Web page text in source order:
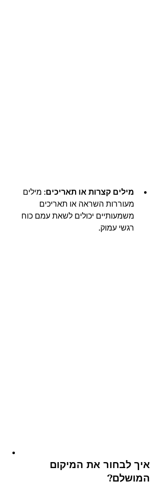
מילים קצרות או תאריכים: מילים
מעוררות השראה או תאריכים
משמעותיים יכולים לשאת עמם כוח
רגשי עמוק.
איך לבחור את המיקום
המושלם?